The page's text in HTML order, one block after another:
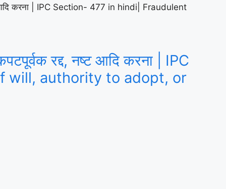
आदि करना | IPC Section- 477 in hindi| Fraudulent
रद्द, नष्ट आदि करना | IPC
will, authority to adopt, or